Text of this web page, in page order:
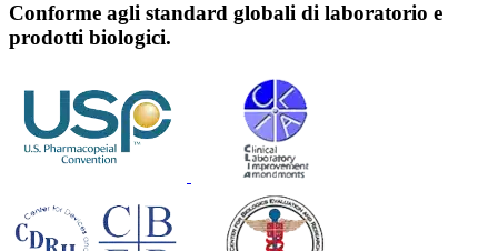
Conforme agli standard globali di laboratorio e
prodotti biologici.